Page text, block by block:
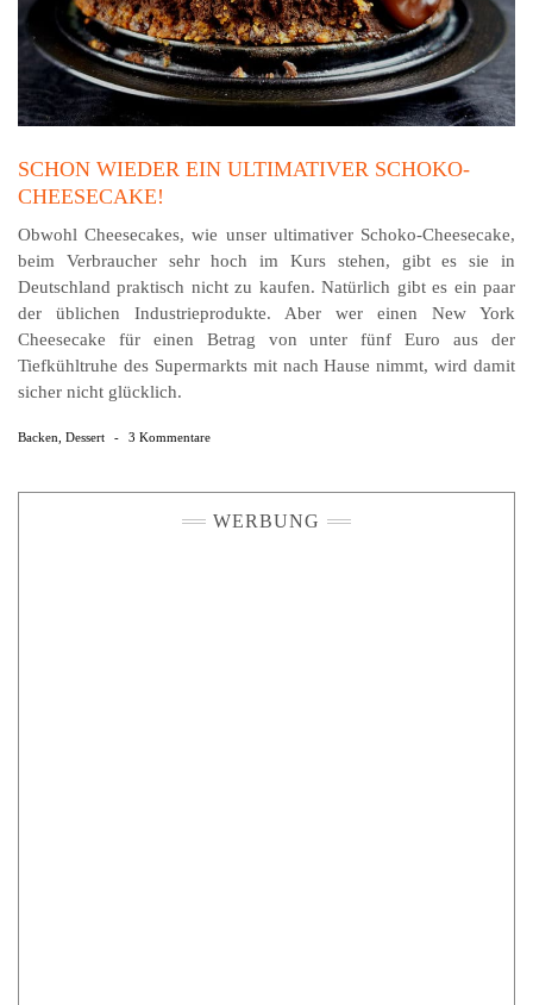
SCHON WIEDER EIN ULTIMATIVER SCHOKO-
CHEESECAKE!
Obwohl Cheesecakes, wie unser ultimativer Schoko-Cheesecake,
beim Verbraucher sehr hoch im Kurs stehen, gibt es sie in
Deutschland praktisch nicht zu kaufen. Natürlich gibt es ein paar
der üblichen Industrieprodukte. Aber wer einen New York
Cheesecake für einen Betrag von unter fünf Euro aus der
Tiefkühltruhe des Supermarkts mit nach Hause nimmt, wird damit
sicher nicht glücklich.
Backen Dessert - 3 Kommentare
WERBUNG